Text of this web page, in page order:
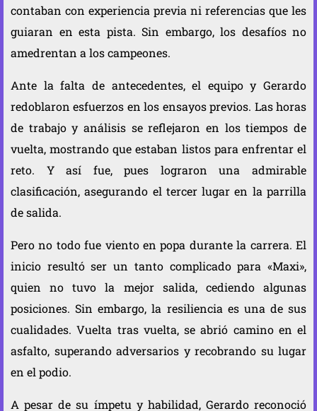
contaban con experiencia previa ni referencias que les
guiaran en esta pista. Sin embargo, los desafíos no
amedrentan a los campeones.
Ante la falta de antecedentes, el equipo y Gerardo
redoblaron esfuerzos en los ensayos previos. Las horas
de trabajo y análisis se reflejaron en los tiempos de
vuelta, mostrando que estaban listos para enfrentar el
reto. Y así fue, pues lograron una admirable
clasificación, asegurando el tercer lugar en la parrilla
de salida.
Pero no todo fue viento en popa durante la carrera. El
inicio resultó ser un tanto complicado para «Maxi»,
quien no tuvo la mejor salida, cediendo algunas
posiciones. Sin embargo, la resiliencia es una de sus
cualidades. Vuelta tras vuelta, se abrió camino en el
asfalto, superando adversarios y recobrando su lugar
en el podio.
A pesar de su ímpetu y habilidad, Gerardo reconoció